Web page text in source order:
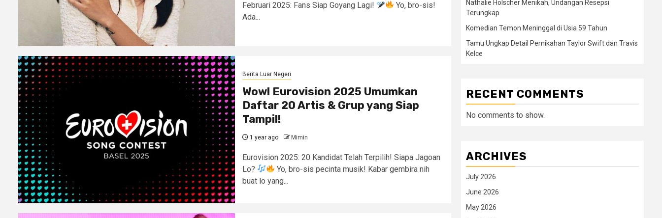
Februari 2025: Fans Siap Goyang Lagi!
Yo, bro-sis!
Ada...
Berita Luar Negeri
Wow! Eurovision 2025 Umumkan
Daftar 20 Artis & Grup yang Siap
Tampil!
1 year ago Mimin
Eurovision 2025: 20 Kandidat Telah Terpilih! Siapa Jagoan
Lo?
Yo, bro-sis pecinta musik! Kabar gembira nih
buat lo yang...
Nathalie Holscher Menikah, Undangan Resepsi
Terungkap
Komedian Temon Meninggal di Usia 59 Tahun
Tamu Ungkap Detail Pernikahan Taylor Swift dan Travis
Kelce
RECENT COMMENTS
No comments to show.
ARCHIVES
July 2026
June 2026
May 2026